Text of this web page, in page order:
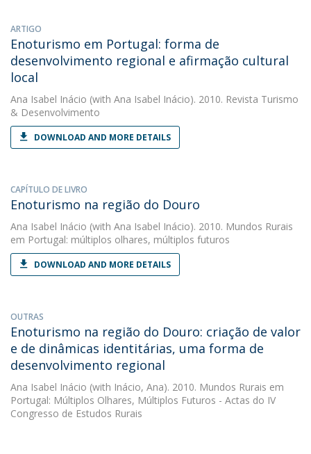
ARTIGO
Enoturismo em Portugal: forma de
desenvolvimento regional e afirmação cultural
local
Ana Isabel Inácio (with Ana Isabel Inácio). 2010. Revista Turismo
& Desenvolvimento
DOWNLOAD AND MORE DETAILS
CAPÍTULO DE LIVRO
Enoturismo na região do Douro
Ana Isabel Inácio (with Ana Isabel Inácio). 2010. Mundos Rurais
em Portugal: múltiplos olhares, múltiplos futuros
DOWNLOAD AND MORE DETAILS
OUTRAS
Enoturismo na região do Douro: criação de valor
e de dinâmicas identitárias, uma forma de
desenvolvimento regional
Ana Isabel Inácio (with Inácio, Ana). 2010. Mundos Rurais em
Portugal: Múltiplos Olhares, Múltiplos Futuros - Actas do IV
Congresso de Estudos Rurais